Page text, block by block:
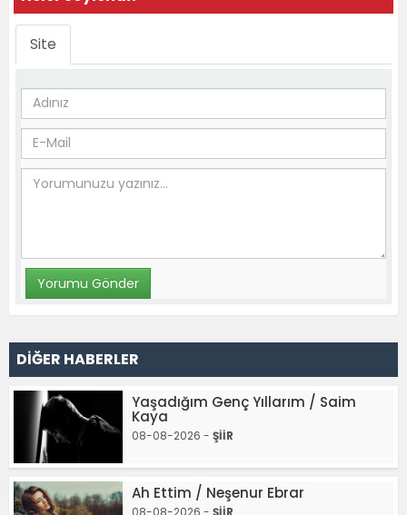
Site
DİĞER HABERLER
Yaşadığım Genç Yıllarım / Saim
Kaya
08-08-2026 - ŞİİR
Ah Ettim / Neşenur Ebrar
08-08-2026 - ŞİİR